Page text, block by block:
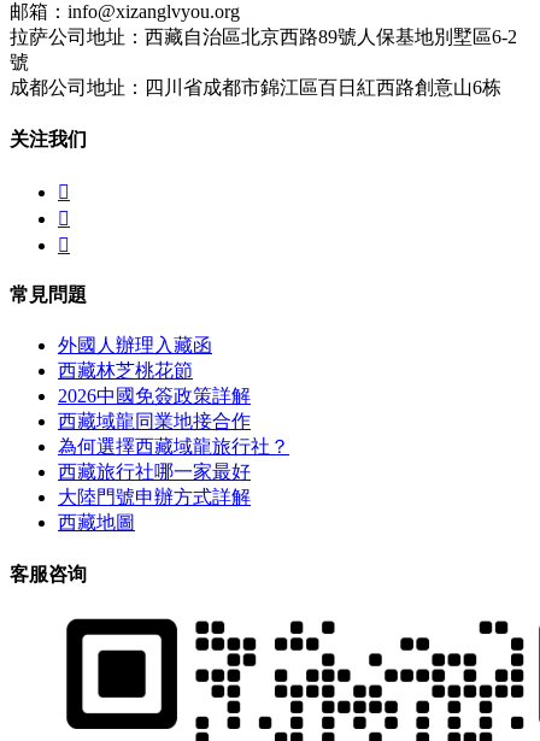
邮箱：info@xizanglvyou.org
拉萨公司地址：西藏自治區北京西路89號人保基地別墅區6-2
號
成都公司地址：四川省成都市錦江區百日紅西路創意山6栋
关注我们



常見問題
外國人辦理入藏函
西藏林芝桃花節
2026中國免簽政策詳解
西藏域龍同業地接合作
為何選擇西藏域龍旅行社？
西藏旅行社哪一家最好
大陸門號申辦方式詳解
西藏地圖
客服咨询